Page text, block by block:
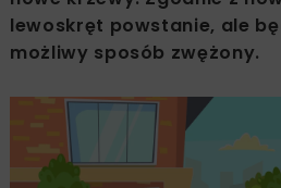
lewoskręt powstanie, ale
możliwy sposób zwężony.